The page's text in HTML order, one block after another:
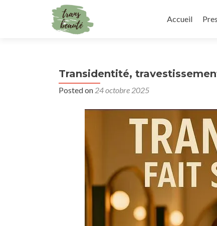
Accueil
Transidentité,
Posted on 24 octobre 2025